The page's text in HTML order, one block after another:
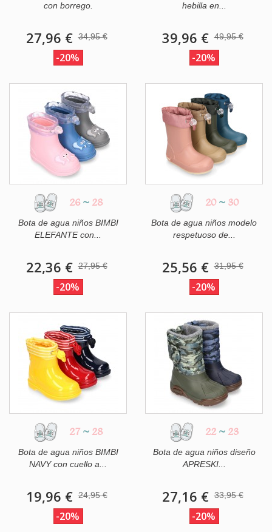
con borrego.
27,96 € 34,95 €
-20%
hebilla en...
39,96 € 49,95 €
-20%
26 ~ 28
Bota de agua niños BIMBI
ELEFANTE con...
22,36 € 27,95 €
-20%
20 ~ 30
Bota de agua niños modelo
respetuoso de...
25,56 € 31,95 €
-20%
27 ~ 28
Bota de agua niños BIMBI
NAVY con cuello a...
19,96 € 24,95 €
-20%
22 ~ 23
Bota de agua niños diseño
APRESKI...
27,16 € 33,95 €
-20%